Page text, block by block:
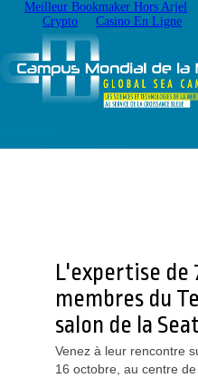
Meilleur Bookmaker Hors Arjel
Crypto
Casino En Ligne
L'expertise de
membres du
salon de la
Venez à leur rencontre
16 octobre, au centre